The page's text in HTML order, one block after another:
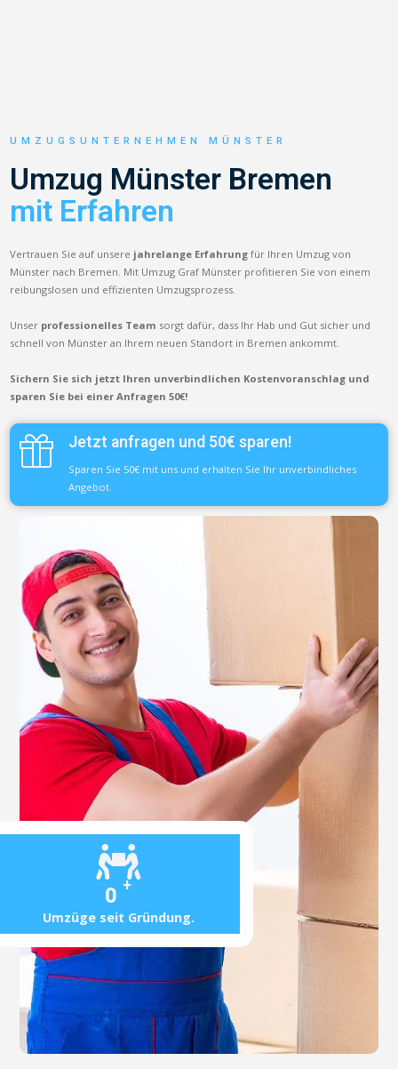
0 +
Umzüge seit Gründung.
UMZUGSUNTERNEHMEN MÜNSTER
Umzug Münster Bremen
mit Erfahren
Vertrauen Sie auf unsere jahrelange Erfahrung für Ihren Umzug von
Münster nach Bremen. Mit Umzug Graf Münster profitieren Sie von einem
reibungslosen und effizienten Umzugsprozess.
Unser professionelles Team sorgt dafür, dass Ihr Hab und Gut sicher und
schnell von Münster an Ihrem neuen Standort in Bremen ankommt.
Sichern Sie sich jetzt Ihren unverbindlichen Kostenvoranschlag und
sparen Sie bei einer Anfragen 50€!
Jetzt anfragen und 50€ sparen!
Sparen Sie 50€ mit uns und erhalten Sie Ihr unverbindliches
Angebot.